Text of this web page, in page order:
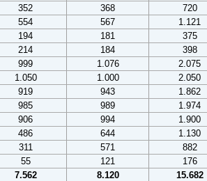
352 368
720
554 567
1.121
194 181
375
214 184
398
999 1.076
2.075
1.050 1.000
2.050
919 943
1.862
985 989
1.974
906 994
1.900
486 644
1.130
311 571
882
55 121
176
7.562 8.120 15.682